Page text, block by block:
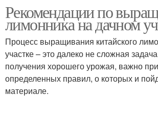
Йод для огорода Йод
Удобрение в огороде
Рекомендации по
лимонника на дачном
Процесс выращивания китайского
участке – это далеко не сложная
получения хорошего урожая, важно
определенных правил, о которых и
материале.